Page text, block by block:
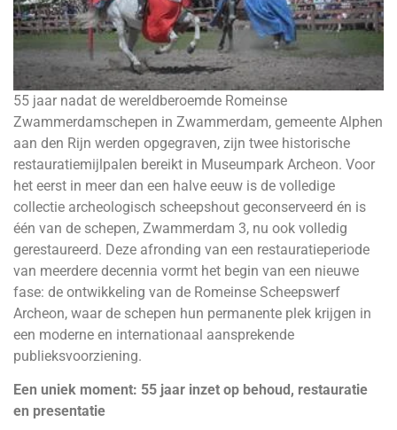
55 jaar nadat de wereldberoemde Romeinse
Zwammerdamschepen in Zwammerdam, gemeente Alphen
aan den Rijn werden opgegraven, zijn twee historische
restauratiemijlpalen bereikt in Museumpark Archeon. Voor
het eerst in meer dan een halve eeuw is de volledige
collectie archeologisch scheepshout geconserveerd én is
één van de schepen, Zwammerdam 3, nu ook volledig
gerestaureerd. Deze afronding van een restauratieperiode
van meerdere decennia vormt het begin van een nieuwe
fase: de ontwikkeling van de Romeinse Scheepswerf
Archeon, waar de schepen hun permanente plek krijgen in
een moderne en internationaal aansprekende
publieksvoorziening.
Een uniek moment: 55 jaar inzet op behoud, restauratie
en presentatie